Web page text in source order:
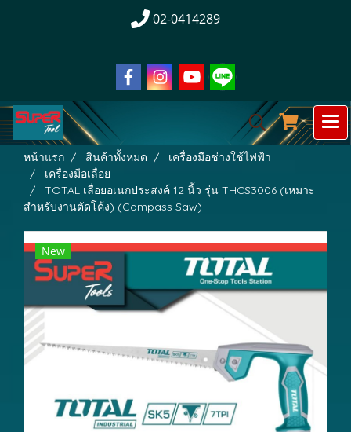
02-0414289
หน้าแรก สินค้าทั้งหมด
เครื่องมือช่างใช้ไฟฟ้า
เครื่องมือเลื่อย
TOTAL เลื่อยอเนกประสงค์ 12 นิ้ว รุ่น THCS3006 (เหมาะ
สำหรับงานตัดโค้ง) (Compass Saw)
New